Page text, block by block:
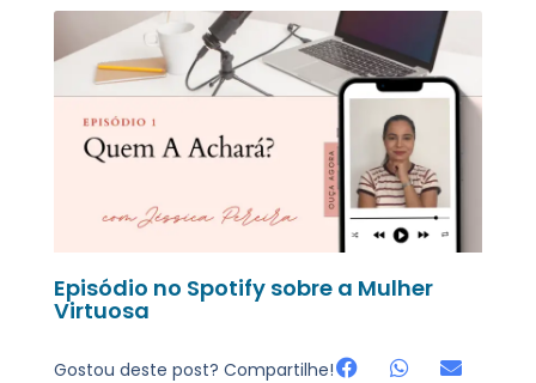
Episódio no Spotify sobre a Mulher
Virtuosa
Gostou deste post? Compartilhe!